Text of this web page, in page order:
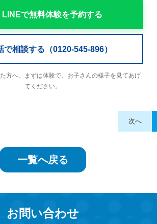
LINEで無料体験を予約する
で相談する（0120-545-896）
方へ。まずは体験で、お子さんの様子を見てあげ
てください。
次へ
一覧へ戻る
お問い合わせ